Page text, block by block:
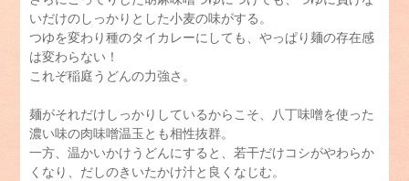
いだけのしっかりとした小麦の味がする。
つゆを変わり種のタイカレーにしても、やっぱり麺の存在感
は変わらない！
これぞ稲庭うどんの力強さ。
麺がそれだけしっかりしているからこそ、八丁味噌を使った
濃い味の肉味噌温玉とも相性抜群。
一方、温かいかけうどんにすると、若干だけコシがやわらか
くなり、だしのきいたかけ汁と良くなじむ。